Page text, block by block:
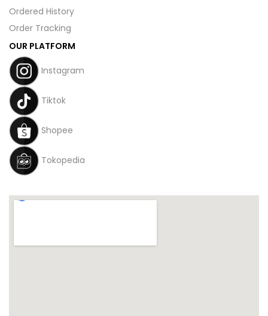
Ordered History
Order Tracking
OUR PLATFORM
Instagram
Tiktok
Shopee
Tokopedia